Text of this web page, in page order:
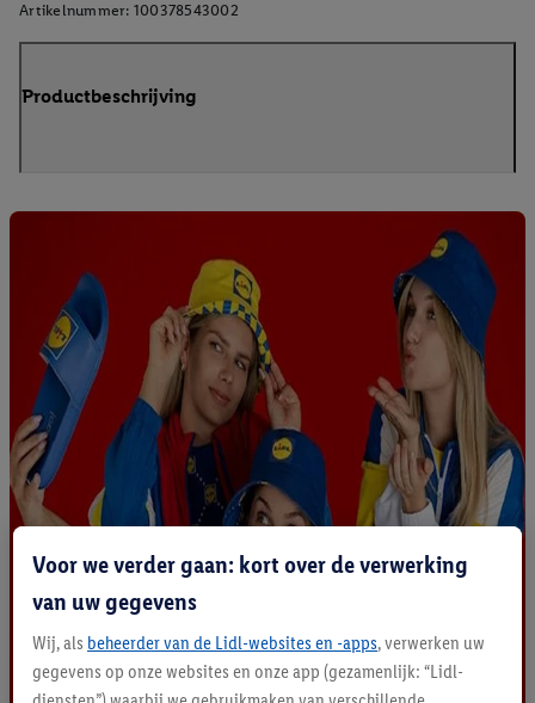
Artikelnummer: 100378543002
Productbeschrijving
Voor we verder gaan: kort over de verwerking
van uw gegevens
Wij, als beheerder van de Lidl-websites en -apps, verwerken uw
gegevens op onze websites en onze app (gezamenlijk: “Lidl-